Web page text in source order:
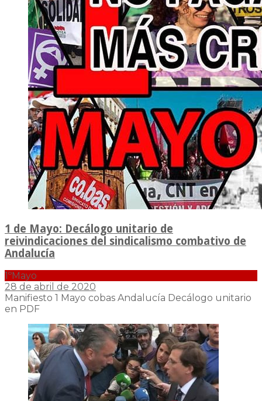
1 de Mayo: Decálogo unitario de
reivindicaciones del sindicalismo combativo de
Andalucía
1ºMayo
28 de abril de 2020
Manifiesto 1 Mayo cobas Andalucía Decálogo unitario
en PDF